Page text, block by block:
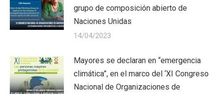
grupo de composición abierto de
Naciones Unidas
14/04/2023
Mayores se declaran en “emergencia
climática”, en el marco del ‘XI Congreso
Nacional de Organizaciones de